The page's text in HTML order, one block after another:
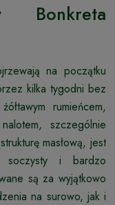
Bonkreta
na początku
kilka tygodni bez
rumieńcem,
szczególnie
masłową, jest
soczysty i bardzo
są za wyjątkowo
na surowo, jak i